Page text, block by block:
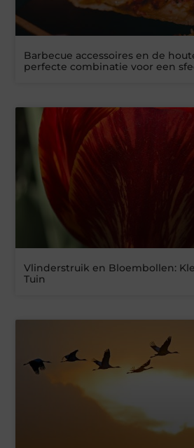
Barbecue accessoires en de
perfecte combinatie voor een
Vlinderstruik en Bloembollen:
Tuin